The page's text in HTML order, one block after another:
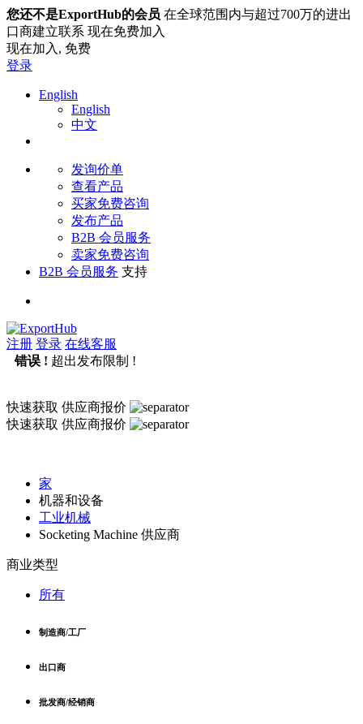
您还不是ExportHub的会员 在全球范围内与超过700万的进出
口商建立联系 现在免费加入
现在加入, 免费
登录
English
English
中文
发询价单
查看产品
买家免费咨询
发布产品
B2B 会员服务
卖家免费咨询
B2B 会员服务 支持
注册 登录 在线客服
错误 ! 超出发布限制 !
快速获取 供应商报价
快速获取 供应商报价
家
机器和设备
工业机械
Socketing Machine 供应商
商业类型
所有
制造商/工厂
出口商
批发商/经销商